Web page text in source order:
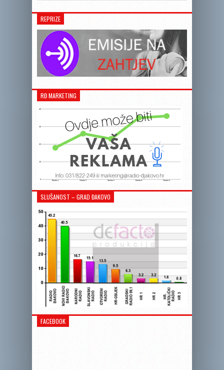
REPRIZE
RĐ MARKETING
SLUŠANOST – GRAD ĐAKOVO
FACEBOOK